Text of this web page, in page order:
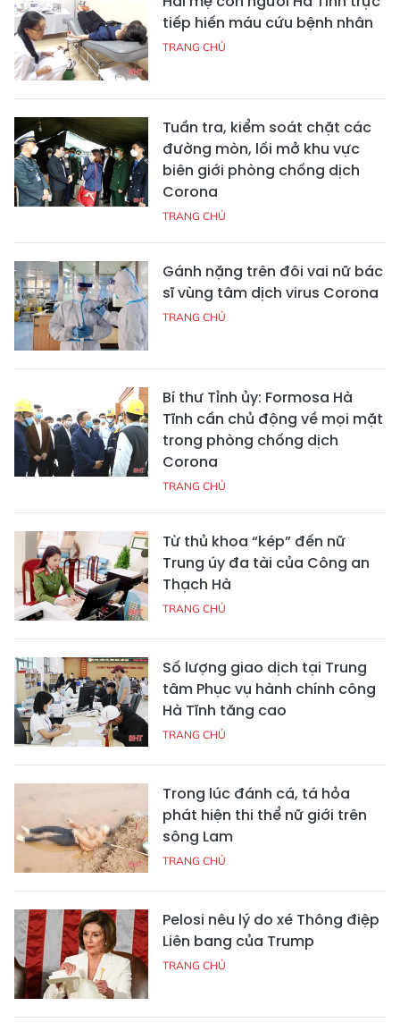
tiếp hiến máu cứu bệnh nhân
TRANG CHỦ
Tuần tra, kiểm soát chặt các
đường mòn, lối mở khu vực
biên giới phòng chống dịch
Corona
TRANG CHỦ
Gánh nặng trên đôi vai nữ bác
sĩ vùng tâm dịch virus Corona
TRANG CHỦ
Bí thư Tỉnh ủy: Formosa Hà
Tĩnh cần chủ động về mọi mặt
trong phòng chống dịch
Corona
TRANG CHỦ
Từ thủ khoa “kép” đến nữ
Trung úy đa tài của Công an
Thạch Hà
TRANG CHỦ
Số lượng giao dịch tại Trung
tâm Phục vụ hành chính công
Hà Tĩnh tăng cao
TRANG CHỦ
Trong lúc đánh cá, tá hỏa
phát hiện thi thể nữ giới trên
sông Lam
TRANG CHỦ
Pelosi nêu lý do xé Thông điệp
Liên bang của Trump
TRANG CHỦ